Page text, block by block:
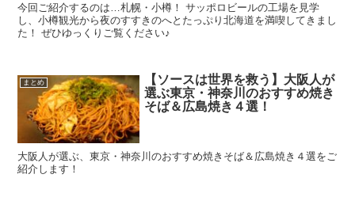
今回ご紹介するのは…札幌・小樽！ サッポロビールの工場を見学
し、小樽観光から夜のすすきのへとたっぷり北海道を満喫してきまし
た！ ぜひゆっくりご覧ください♪
まとめ
【ソースは世界を救う】大阪人が
選ぶ東京・神奈川のおすすめ焼き
そば＆広島焼き４選！
大阪人が選ぶ、東京・神奈川のおすすめ焼きそば＆広島焼き４選をご
紹介します！